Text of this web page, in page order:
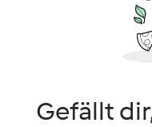
Gefällt